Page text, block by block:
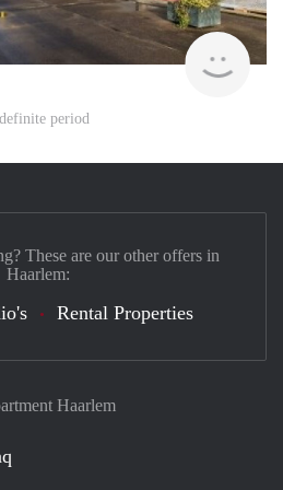
period
Haarlem
These are our other offers in
Haarlem:
Rental Properties